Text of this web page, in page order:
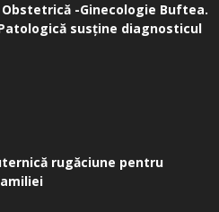
-Ginecologie Buftea.
susţine diagnosticul
rugăciune pentru